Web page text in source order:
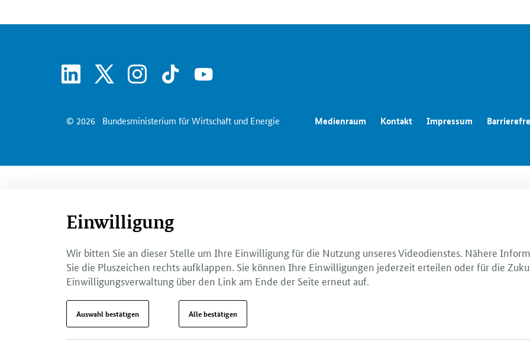
linkedin instagram tiktok youtube
© 2026 Bundesministerium für Wirtschaft und Energie Medienraum Kontakt Impressum
Einwilligung
Wir bitten Sie an dieser Stelle um Ihre Einwilligung für die Nutzung unseres Videodienstes. Nähere
Sie die Pluszeichen rechts aufklappen. Sie können Ihre Einwilligungen jederzeit erteilen oder für die
Einwilligungsverwaltung über den Link am Ende der Seite erneut auf.
Auswahl bestätigen Alle bestätigen